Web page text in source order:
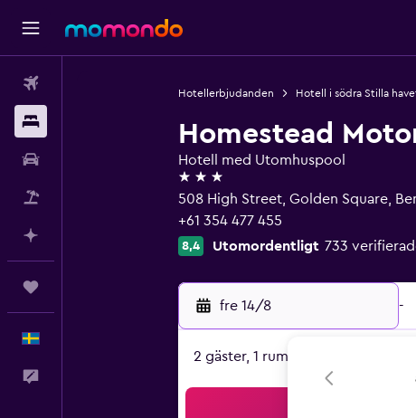
Hotellerbjudanden Hotell i södra Stilla
Homestead
Hotell med Utomhuspool
3 stjärnor
508 High Street, Golden Square,
+61 354 477 455
8,4 Utomordentligt 733
fre 14/8 -
2 gäster, 1 rum